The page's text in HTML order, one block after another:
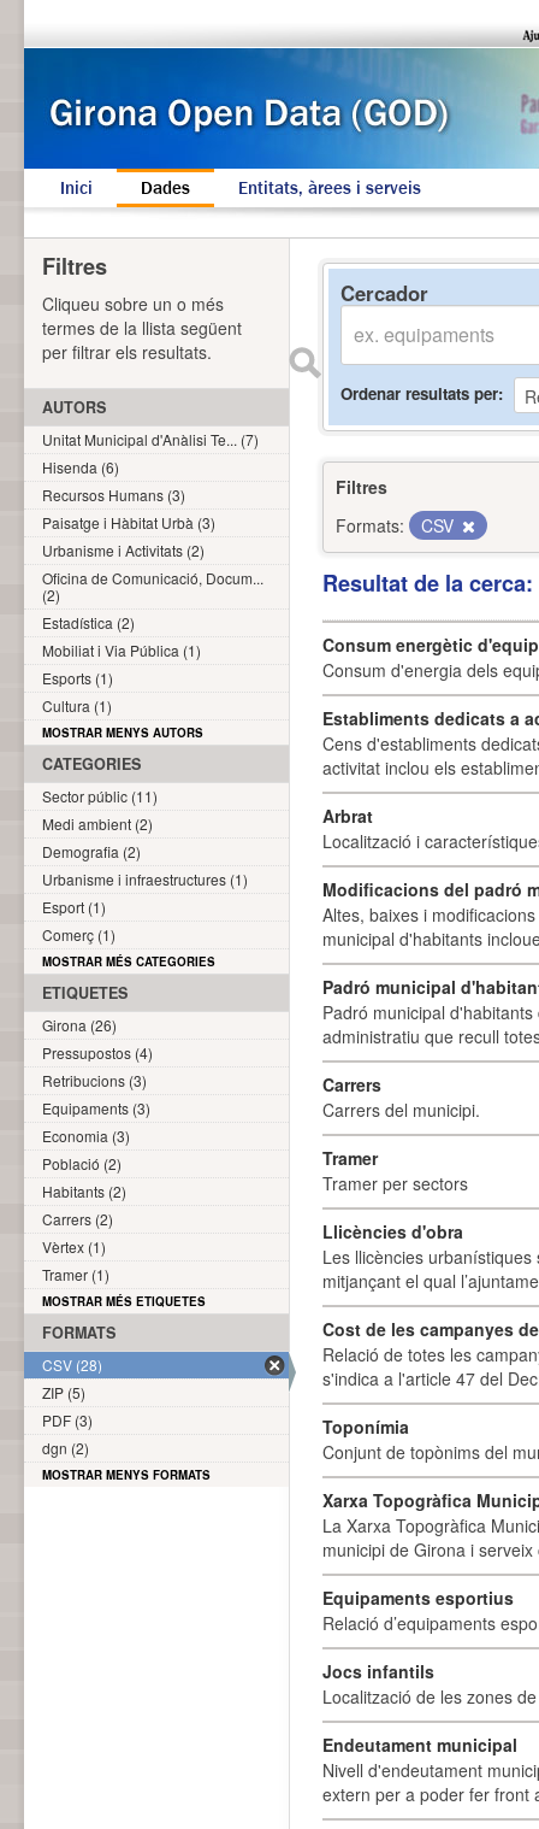
Inici Dades Entitats, àrees i serveis
Cercador
Ordenar resultats per
Filtres
Formats:
CSV
Resultat de la
Consum energètic
Consum d'energia dels
Establiments dedicats a
Cens d'establiments
activitat inclou els
Arbrat
Localització i
Modificacions del padró
Altes, baixes i
municipal d'habitants
Padró municipal
Padró municipal
administratiu que recull
Carrers
Carrers del municipi.
Tramer
Tramer per sectors
Llicències d'obra
Les llicències
mitjançant el qual
Cost de les campanyes
Relació de totes les
s'indica a l'article 47 del
Toponímia
Conjunt de topònims del
Xarxa Topogràfica
La Xarxa Topogràfica
municipi de Girona i
Equipaments esportius
Relació d’equipaments
Jocs infantils
Localització de les zones
Endeutament municipal
Nivell d'endeutament
extern per a poder fer front
Filtres
Cliqueu sobre un o més
termes de la llista següent
per filtrar els resultats.
AUTORS
Unitat Municipal d'Anàlisi Te... (7)
Hisenda (6)
Recursos Humans (3)
Paisatge i Hàbitat Urbà (3)
Urbanisme i Activitats (2)
Oficina de Comunicació, Docum...
(2)
Estadística (2)
Mobiliat i Via Pública (1)
Esports (1)
Cultura (1)
MOSTRAR MENYS AUTORS
CATEGORIES
Sector públic (11)
Medi ambient (2)
Demografia (2)
Urbanisme i infraestructures (1)
Esport (1)
Comerç (1)
MOSTRAR MÉS CATEGORIES
ETIQUETES
Girona (26)
Pressupostos (4)
Retribucions (3)
Equipaments (3)
Economia (3)
Població (2)
Habitants (2)
Carrers (2)
Vèrtex (1)
Tramer (1)
MOSTRAR MÉS ETIQUETES
FORMATS
CSV (28)
ZIP (5)
PDF (3)
dgn (2)
MOSTRAR MENYS FORMATS